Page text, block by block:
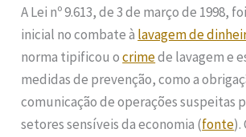
A Lei nº 9.613, de 3 de março de 1998,
inicial no combate à lavagem de
norma tipificou ocrimede lavagem e
medidas de prevenção, como a
comunicação de operações suspeitas
setores sensíveis da economia (fonte).